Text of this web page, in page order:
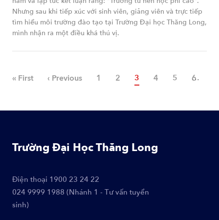
Nhưng sau khi tiếp xúc với sinh viên, giảng viên và trực tiếp
tìm hiểu môi trường đào tạo tại Trường Đại học Thăng Long,
mình nhận ra một điều khá thú vị.
« First ‹ Previous Page
1 Page
2 Trang hiện thời
3 Page
4 Page
5 Page
6
Trường Đại Học Thăng Long
Điện thoại 1900 23 24 22
024 9999 1988 (Nhánh 1 - Tư vấn tuyển
sinh)